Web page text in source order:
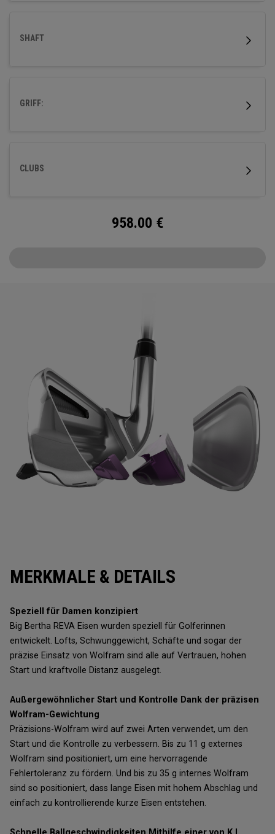
SHAFT
GRIFF:
CLUBS
958.00 €
MERKMALE & DETAILS
Speziell für Damen konzipiert
Big Bertha REVA Eisen wurden speziell für Golferinnen
entwickelt. Lofts, Schwunggewicht, Schäfte und sogar der
präzise Einsatz von Wolfram sind alle auf Vertrauen, hohen
Start und kraftvolle Distanz ausgelegt.
Außergewöhnlicher Start und Kontrolle Dank der präzisen
Wolfram-Gewichtung
Präzisions-Wolfram wird auf zwei Arten verwendet, um den
Start und die Kontrolle zu verbessern. Bis zu 11 g externes
Wolfram sind positioniert, um eine hervorragende
Fehlertoleranz zu fördern. Und bis zu 35 g internes Wolfram
sind so positioniert, dass lange Eisen mit hohem Abschlag und
einfach zu kontrollierende kurze Eisen entstehen.